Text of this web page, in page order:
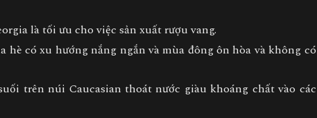
là tối ưu cho việc sản xuất rượu vang.
có xu hướng nắng ngắn và mùa đông ôn hòa và không có
trên núi Caucasian thoát nước giàu khoáng chất vào các